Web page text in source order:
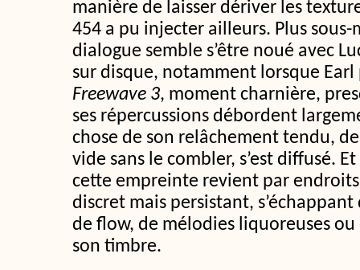
manière de laisser dériver les
454 a pu injecter ailleurs. Plus
dialogue semble s’être noué avec
sur disque, notamment lorsque
Freewave 3, moment charnière,
ses répercussions débordent
chose de son relâchement tendu,
vide sans le combler, s’est diffusé.
cette empreinte revient par
discret mais persistant,
de flow, de mélodies liquoreuses
son timbre.